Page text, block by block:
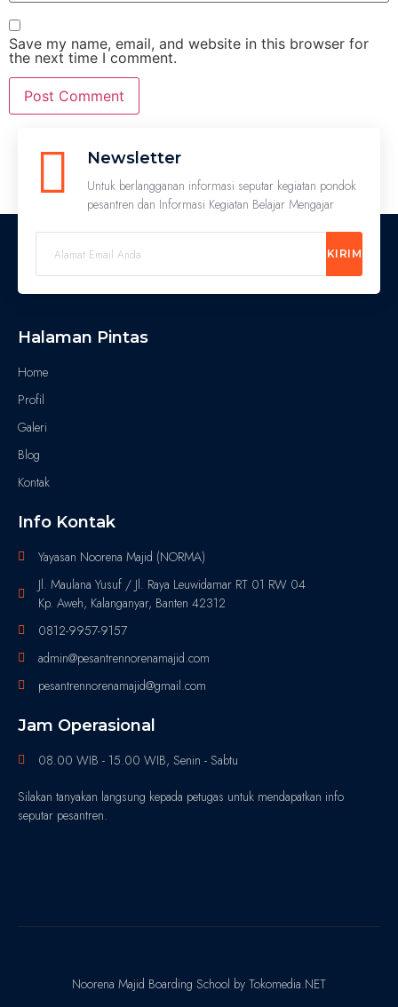
Save my name, email, and website in this browser for
the next time I comment.
Newsletter
Untuk berlangganan informasi seputar kegiatan pondok
pesantren dan Informasi Kegiatan Belajar Mengajar
KIRIM
Halaman Pintas
Home
Profil
Galeri
Blog
Kontak
Info Kontak
Yayasan Noorena Majid (NORMA)
Jl. Maulana Yusuf / Jl. Raya Leuwidamar RT 01 RW 04
Kp. Aweh, Kalanganyar, Banten 42312
0812-9957-9157
admin@pesantrennorenamajid.com
pesantrennorenamajid@gmail.com
Jam Operasional
08.00 WIB - 15.00 WIB, Senin - Sabtu
Silakan tanyakan langsung kepada petugas untuk mendapatkan info
seputar pesantren.
Noorena Majid Boarding School by Tokomedia.NET